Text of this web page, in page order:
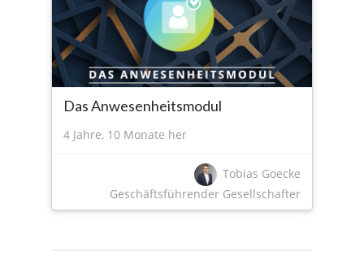
Das Anwesenheitsmodul
4 Jahre, 10 Monate her
Tobias Goecke
Geschäftsführender Gesellschafter